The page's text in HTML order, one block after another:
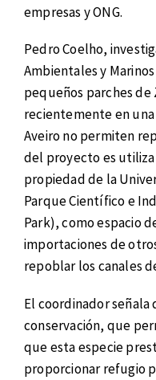
empresas y ONG.
Pedro Coelho,
Ambientales y
pequeños parches
recientemente en
Aveiro no permiten
del proyecto es
propiedad de la
Parque Científico e
Park), como espacio
importaciones de
repoblar los canales
El coordinador
conservación, que
que esta especie
proporcionar refugio